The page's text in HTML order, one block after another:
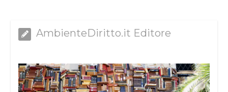
AmbienteDiritto.it Editore